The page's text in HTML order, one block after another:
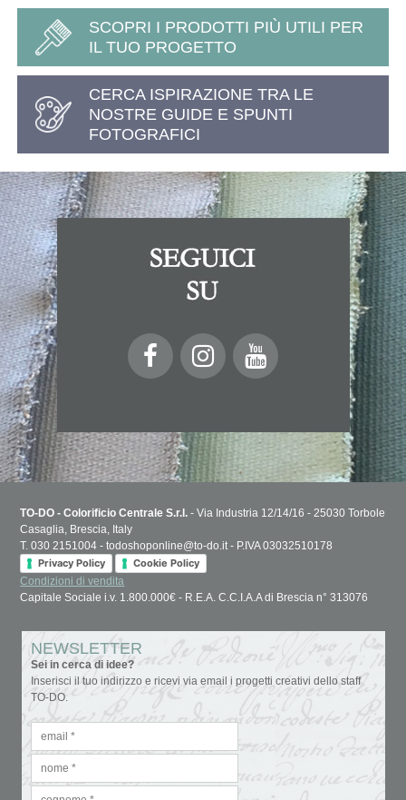
SCOPRI I PRODOTTI PIÙ UTILI PER
IL TUO PROGETTO
CERCA ISPIRAZIONE TRA LE
NOSTRE GUIDE E SPUNTI
FOTOGRAFICI
TO-DO - Colorificio Centrale S.r.l. - Via Industria 12/14/16 - 25030 Torbole
Casaglia, Brescia, Italy
T. 030 2151004 - todoshoponline@to-do.it - P.IVA 03032510178
Privacy Policy
Cookie Policy
Condizioni di vendita
Capitale Sociale i.v. 1.800.000€ - R.E.A. C.C.I.A.A di Brescia n° 313076
NEWSLETTER
Sei in cerca di idee?
Inserisci il tuo indirizzo e ricevi via email i progetti creativi dello staff
TO-DO.